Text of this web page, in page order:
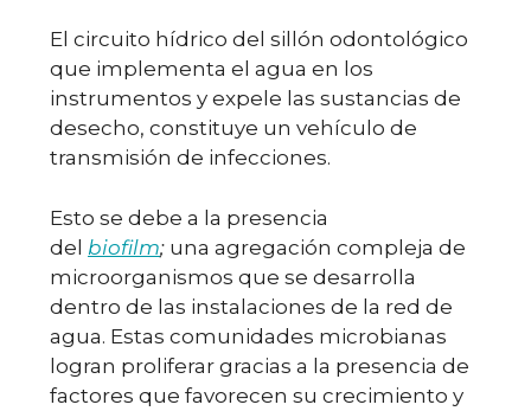
El circuito hídrico del sillón odontológico
que implementa el agua en los
instrumentos y expele las sustancias de
desecho, constituye un vehículo de
transmisión de infecciones.
Esto se debe a la presencia
del biofilm; una agregación compleja de
microorganismos que se desarrolla
dentro de las instalaciones de la red de
agua. Estas comunidades microbianas
logran proliferar gracias a la presencia de
factores que favorecen su crecimiento y